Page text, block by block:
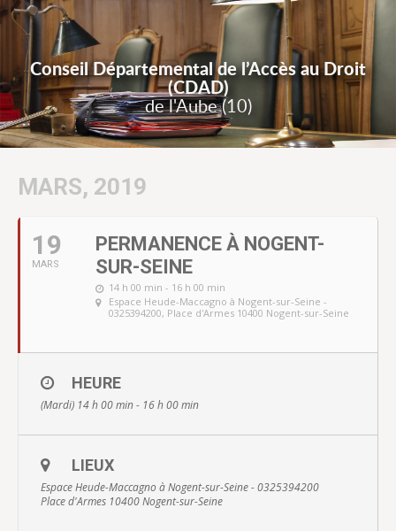
Conseil Départemental de l’Accès au Droit
(CDAD)
de l'Aube (10)
MARS, 2019
19
MARS
PERMANENCE À NOGENT-
SUR-SEINE
14 h 00 min - 16 h 00 min
Espace Heude-Maccagno à Nogent-sur-Seine -
0325394200, Place d'Armes 10400 Nogent-sur-Seine
HEURE
(Mardi) 14 h 00 min - 16 h 00 min
LIEUX
Espace Heude-Maccagno à Nogent-sur-Seine - 0325394200
Place d'Armes 10400 Nogent-sur-Seine